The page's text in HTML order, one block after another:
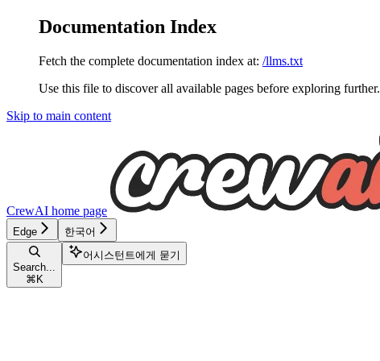
Documentation Index
Fetch the complete documentation index at: /llms.txt
Use this file to discover all available pages before exploring further.
Skip to main content
CrewAI home page
Edge 한국어
Search...
⌘ K
어시스턴트에게 묻기